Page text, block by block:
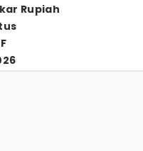
Rupiah